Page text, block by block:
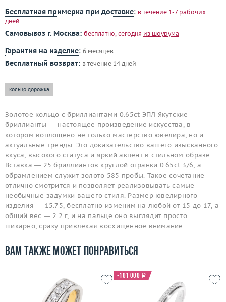
Бесплатная примерка при доставке: в течение 1-7 рабочих
дней
Самовывоз г. Москва: бесплатно, сегодня из шоурума
Гарантия на изделие: 6 месяцев
Бесплатный возврат: в течение 14 дней
кольцо дорожка
Золотое кольцо с бриллиантами 0.65ct ЭПЛ Якутские
бриллианты — настоящее произведение искусства, в
котором воплощено не только мастерство ювелира, но и
актуальные тренды. Это доказательство вашего изысканного
вкуса, высокого статуса и яркий акцент в стильном образе.
Вставка — 25 бриллиантов круглой огранки 0.65ct 3/6, а
обрамлением служит золото 585 пробы. Такое сочетание
отлично смотрится и позволяет реализовывать самые
необычные задумки вашего стиля. Размер ювелирного
изделия — 15.75, бесплатно изменим на любой от 15 до 17, а
общий вес — 2.2 г, и на пальце оно выглядит просто
шикарно, сразу привлекая восхищенное внимание.
Вам также может понравиться
-101 000 i